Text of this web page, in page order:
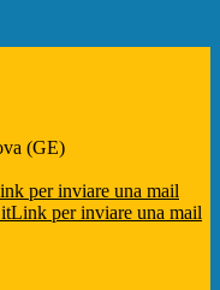
(GE)
per inviare una mail
Link per inviare una mail